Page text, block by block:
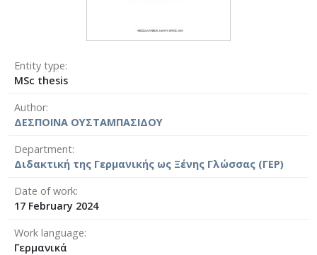
Entity type
MSc thesis
Author
ΔΕΣΠΟΙΝΑ ΟΥΣΤΑΜΠΑΣΙΔΟΥ
Department
Διδακτική της Γερμανικής ως Ξένης Γλώσσας (ΓΕΡ)
Date of work
17 February 2024
Work language
Γερμανικά